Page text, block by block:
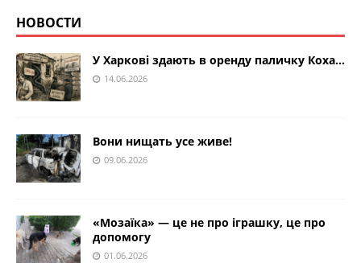
НОВОСТИ
У Харкові здають в оренду паличку Коха…
14.06.2026
Вони нищать усе живе!
09.06.2026
«Мозаїка» — це не про іграшку, це про
допомогу
01.06.2026